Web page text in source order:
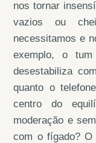
nos tornar
vazios ou
necessitamos e
exemplo, o
desestabiliza
quanto o
centro do
moderação e
com o fígado? O